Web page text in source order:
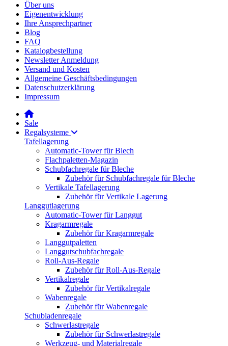
Über uns
Eigenentwicklung
Ihre Ansprechpartner
Blog
FAQ
Katalogbestellung
Newsletter Anmeldung
Versand und Kosten
Allgemeine Geschäftsbedingungen
Datenschutzerklärung
Impressum
Sale
Regalsysteme
Tafellagerung
Automatic-Tower für Blech
Flachpaletten-Magazin
Schubfachregale für Bleche
Zubehör für Schubfachregale für Bleche
Vertikale Tafellagerung
Zubehör für Vertikale Lagerung
Langgutlagerung
Automatic-Tower für Langgut
Kragarmregale
Zubehör für Kragarmregale
Langgutpaletten
Langgutschubfachregale
Roll-Aus-Regale
Zubehör für Roll-Aus-Regale
Vertikalregale
Zubehör für Vertikalregale
Wabenregale
Zubehör für Wabenregale
Schubladenregale
Schwerlastregale
Zubehör für Schwerlastregale
Werkzeug- und Materialregale